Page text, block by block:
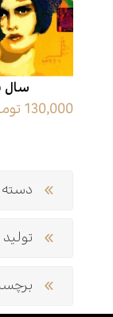
سال
130,000 تومان
دسته